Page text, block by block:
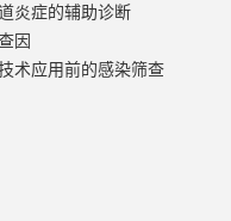
炎症的辅助诊断
因
术应用前的感染筛查